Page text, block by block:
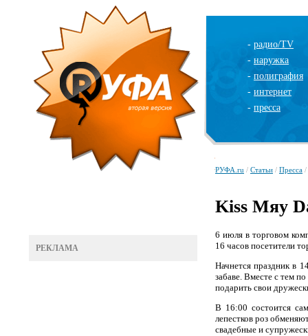
- радио/TV
- наружка
- полиграфия
- интернет
- пресса
РЕКЛАМА
РУФА.ru / Статьи / Пресса /
Kiss Мяу
6 июля в торговом
16 часов посетители
Начнется праздник в
забаве. Вместе с тем
подарить свои
В 16:00 состоится
лепестков роз
свадебные и